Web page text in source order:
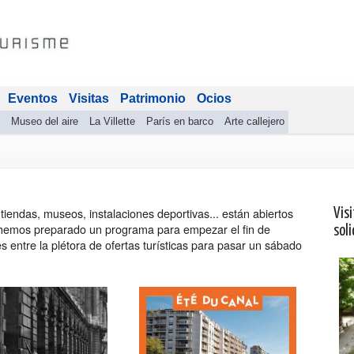
Museo del aire La Villette París en barco Arte callejero
Eventos Visitas Patrimonio Ocios
museos, instalaciones deportivas... están abiertos
preparado un programa para empezar el fin de
entre la plétora de ofertas turísticas para pasar un sábado